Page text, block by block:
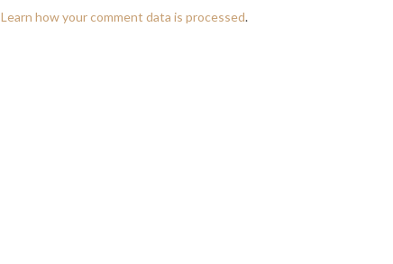
Learn how your comment data is processed.